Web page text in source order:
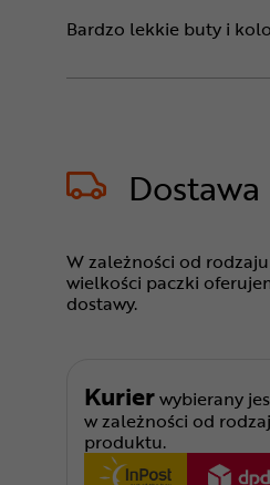
Bardzo lekkie buty i
Dostawa
W zależności od
wielkości paczki
dostawy.
Kurierwybierany
w zależności od
produktu.